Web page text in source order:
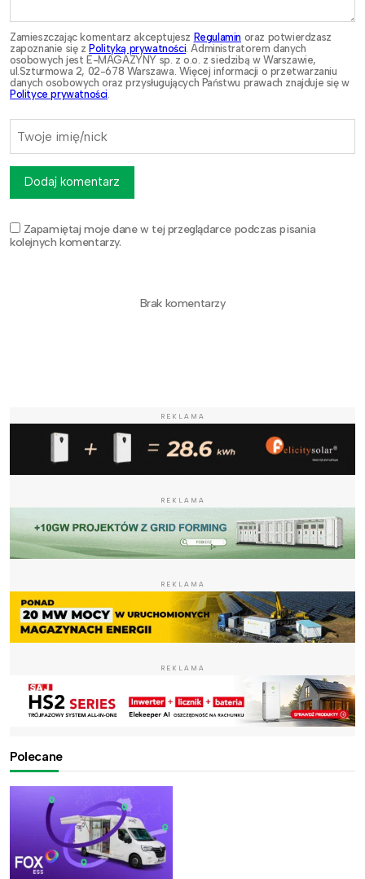
Zamieszczając komentarz akceptujesz Regulamin oraz potwierdzasz
zapoznanie się z Polityką prywatności. Administratorem danych
osobowych jest E-MAGAZYNY sp. z o.o. z siedzibą w Warszawie,
ul.Szturmowa 2, 02-678 Warszawa. Więcej informacji o przetwarzaniu
danych osobowych oraz przysługujących Państwu prawach znajduje się w
Polityce prywatności.
Zapamiętaj moje dane w tej przeglądarce podczas pisania
kolejnych komentarzy.
Dodaj komentarz
Brak komentarzy
REKLAMA
REKLAMA
REKLAMA
REKLAMA
Polecane